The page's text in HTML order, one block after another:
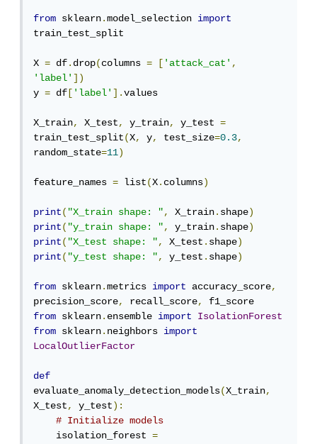
from sklearn.model_selection import
train_test_split
X = df.drop(columns = ['attack_cat',
'label'])
y = df ['label'].values
X_train, X_test, y_train, y_test =
train_test_split(X, y, test_size=0.3,
random_state=11)
feature_names = list(X.columns)
print("X_train shape: ", X_train.shape)
print("y_train shape: ", y_train.shape)
print("X_test shape: ", X_test.shape)
print("y_test shape: ", y_test.shape)
from sklearn.metrics import accuracy_score,
precision_score, recall_score,
from sklearn.ensemble import
IsolationForest
from sklearn.neighbors import
LocalOutlierFactor
def
evaluate_anomaly_detection_models(X_train,
X_test, y_test):
# Initialize models
isolation_forest =